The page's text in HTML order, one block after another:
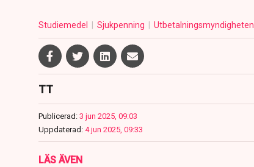
Studiemedel Sjukpenning Utbetalningsmyndigheten
TT
Publicerad: 3 jun 2025, 09:03
Uppdaterad: 4 jun 2025, 09:33
LÄS ÄVEN